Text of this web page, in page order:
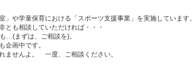
や学童保育における「スポーツ支援事業」を実施しています。
とも相談していただければ・・・
…(まずは、ご相談を)。
企画中です。
ませんよ。 一度、ご相談ください。